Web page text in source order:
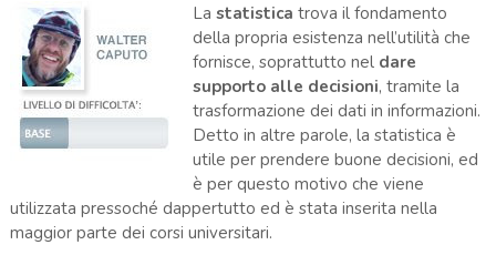
La statistica trova il fondamento
della propria esistenza nell’utilità che
fornisce, soprattutto nel dare
supporto alle decisioni, tramite la
trasformazione dei dati in informazioni.
Detto in altre parole, la statistica è
utile per prendere buone decisioni, ed
è per questo motivo che viene
utilizzata pressoché dappertutto ed è stata inserita nella
maggior parte dei corsi universitari.